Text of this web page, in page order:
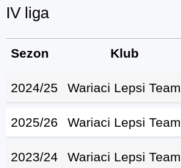
IV liga
Sezon Klub
2024/25 Wariaci Lepsi Team
2025/26 Wariaci Lepsi Team
2023/24 Wariaci Lepsi Team